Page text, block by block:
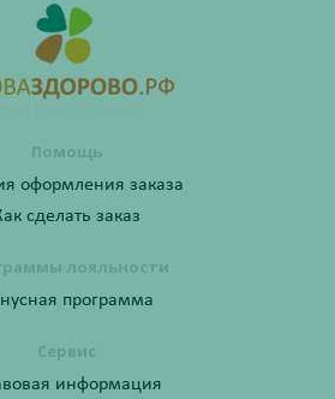
Помощь
оформления заказа
сделать заказ
лояльности
программа
Сервис
информация